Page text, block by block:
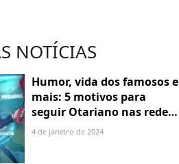
NOTÍCIAS
Humor, vida dos famosos e
mais: 5 motivos para
seguir Otariano nas redes
sociais
4 de janeiro de 2024